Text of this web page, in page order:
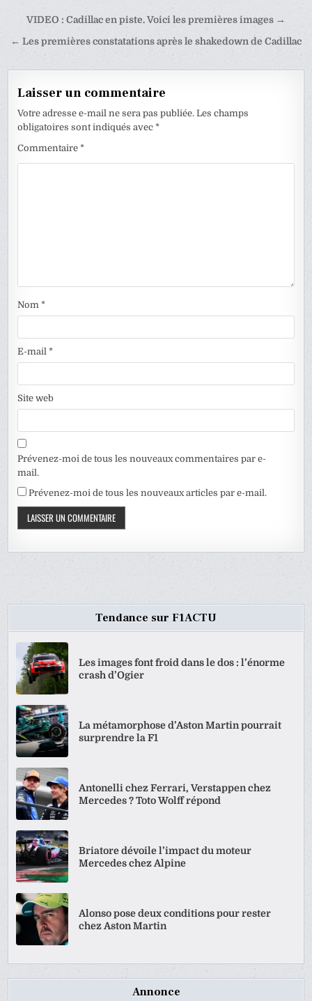
Navigation
de
VIDEO : Cadillac en piste. Voici les premières images →
← Les premières constatations après le shakedown de Cadillac
Laisser un commentaire
Votre adresse e-mail ne sera pas publiée. Les champs
obligatoires sont indiqués avec*
Commentaire*
Nom*
E-mail*
Site web
Prévenez-moi de tous les nouveaux commentaires par e-
mail.
Prévenez-moi de tous les nouveaux articles par e-mail.
Tendance sur F1ACTU
Les images font froid dans le dos : l’énorme
crash d’Ogier
La métamorphose d’Aston Martin pourrait
surprendre la F1
Antonelli chez Ferrari, Verstappen chez
Mercedes ? Toto Wolff répond
Briatore dévoile l’impact du moteur
Mercedes chez Alpine
Alonso pose deux conditions pour rester
chez Aston Martin
Annonce